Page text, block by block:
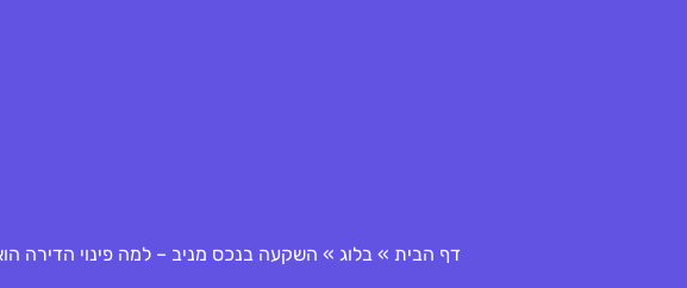
דף הבית » בלוג » השקעה בנכס מניב – למה פינוי הדירה